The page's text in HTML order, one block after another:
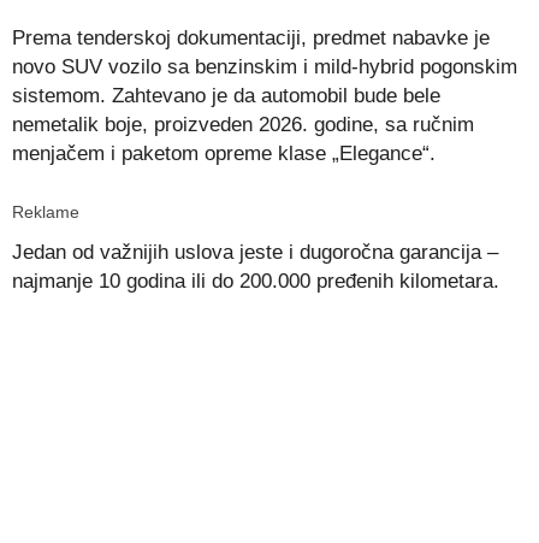
Prema tenderskoj dokumentaciji, predmet nabavke je
novo SUV vozilo sa benzinskim i mild-hybrid pogonskim
sistemom. Zahtevano je da automobil bude bele
nemetalik boje, proizveden 2026. godine, sa ručnim
menjačem i paketom opreme klase „Elegance“.
Reklame
Jedan od važnijih uslova jeste i dugoročna garancija –
najmanje 10 godina ili do 200.000 pređenih kilometara.